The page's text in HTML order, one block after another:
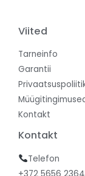
Viited
Tarneinfo
Garantii
Kontakt
Kontakt
Telefon